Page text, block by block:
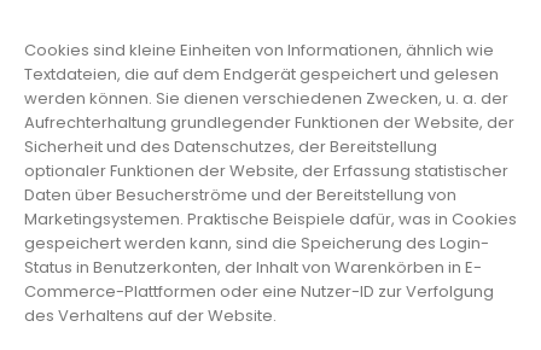
Cookies sind kleine Einheiten von Informationen, ähnlich wie
Textdateien, die auf dem Endgerät gespeichert und gelesen
werden können. Sie dienen verschiedenen Zwecken, u. a. der
Aufrechterhaltung grundlegender Funktionen der Website, der
Sicherheit und des Datenschutzes, der Bereitstellung
optionaler Funktionen der Website, der Erfassung statistischer
Daten über Besucherströme und der Bereitstellung von
Marketingsystemen. Praktische Beispiele dafür, was in Cookies
gespeichert werden kann, sind die Speicherung des Login-
Status in Benutzerkonten, der Inhalt von Warenkörben in E-
Commerce-Plattformen oder eine Nutzer-ID zur Verfolgung
des Verhaltens auf der Website.